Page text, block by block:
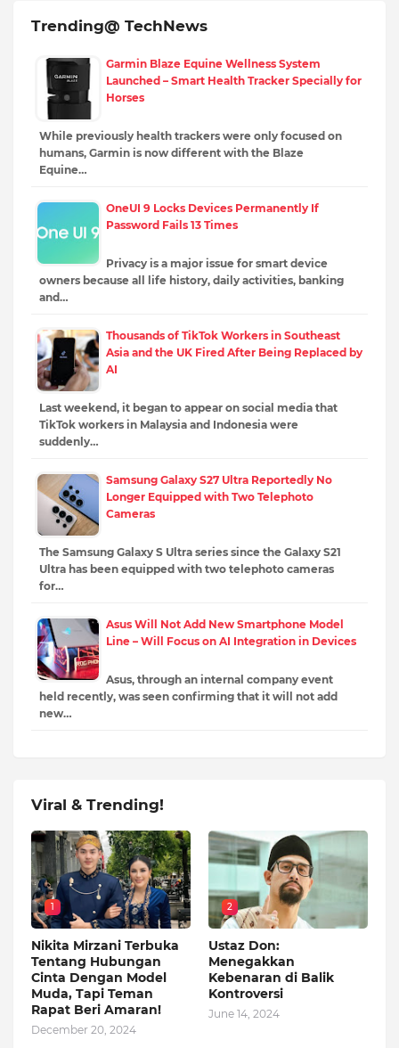
Trending@ TechNews
Garmin Blaze Equine Wellness System
Launched – Smart Health Tracker Specially for
Horses
While previously health trackers were only focused on
humans, Garmin is now different with the Blaze
Equine…
OneUI 9 Locks Devices Permanently If
Password Fails 13 Times
Privacy is a major issue for smart device
owners because all life history, daily activities, banking
and…
Thousands of TikTok Workers in Southeast
Asia and the UK Fired After Being Replaced by
AI
Last weekend, it began to appear on social media that
TikTok workers in Malaysia and Indonesia were
suddenly…
Samsung Galaxy S27 Ultra Reportedly No
Longer Equipped with Two Telephoto
Cameras
The Samsung Galaxy S Ultra series since the Galaxy S21
Ultra has been equipped with two telephoto cameras
for…
Asus Will Not Add New Smartphone Model
Line – Will Focus on AI Integration in Devices
Asus, through an internal company event
held recently, was seen confirming that it will not add
new…
Viral & Trending!
1
Nikita Mirzani Terbuka
Tentang Hubungan
Cinta Dengan Model
Muda, Tapi Teman
Rapat Beri Amaran!
December 20, 2024
2
Ustaz Don:
Menegakkan
Kebenaran di Balik
Kontroversi
June 14, 2024